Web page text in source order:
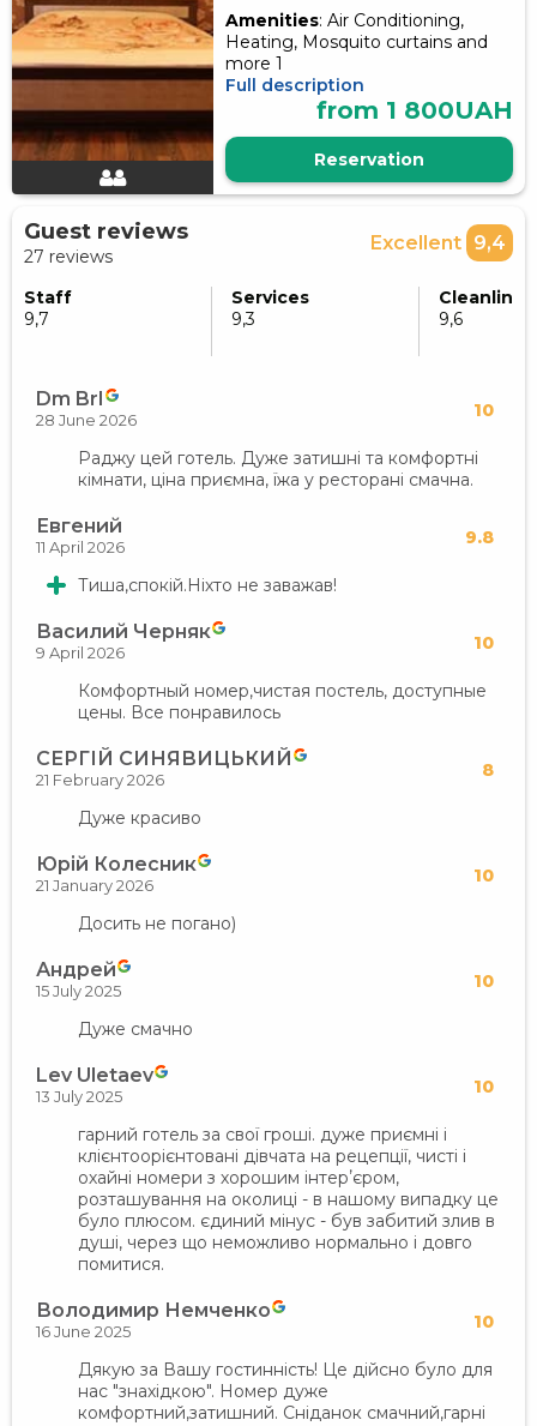
Amenities: Air Conditioning,
Heating, Mosquito curtains and
more 1
Full description
from 1 800UAH
Reservation
Guest reviews
27 reviews
Excellent 9,4
Staff
9,7
Services
9,3
9,6
Dm BrI 10
28 June 2026
Раджу цей готель. Дуже затишні та комфортні
кімнати, ціна приємна, їжа у ресторані смачна.
Евгений 9.8
11 April 2026
Тиша,спокій.Ніхто не заважав!
Василий Черняк 10
9 April 2026
Комфортный номер,чистая постель, доступные
цены. Все понравилось
СЕРГІЙ СИНЯВИЦЬКИЙ 8
21 February 2026
Дуже красиво
Юрій Колесник 10
21 January 2026
Досить не погано)
Андрей 10
15 July 2025
Дуже смачно
Lev Uletaev 10
13 July 2025
гарний готель за свої гроші. дуже приємні і
клієнтоорієнтовані дівчата на рецепції, чисті і
охайні номери з хорошим інтерʼєром,
розташування на околиці - в нашому випадку це
було плюсом. єдиний мінус - був забитий злив в
душі, через що неможливо нормально і довго
помитися.
Володимир Немченко 10
16 June 2025
Дякую за Вашу гостинність! Це дійсно було для
нас "знахідкою". Номер дуже
комфортний,затишний. Сніданок смачний,гарні